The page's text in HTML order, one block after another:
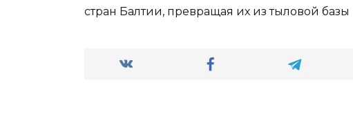
стран Балтии, превращая их из тыловой